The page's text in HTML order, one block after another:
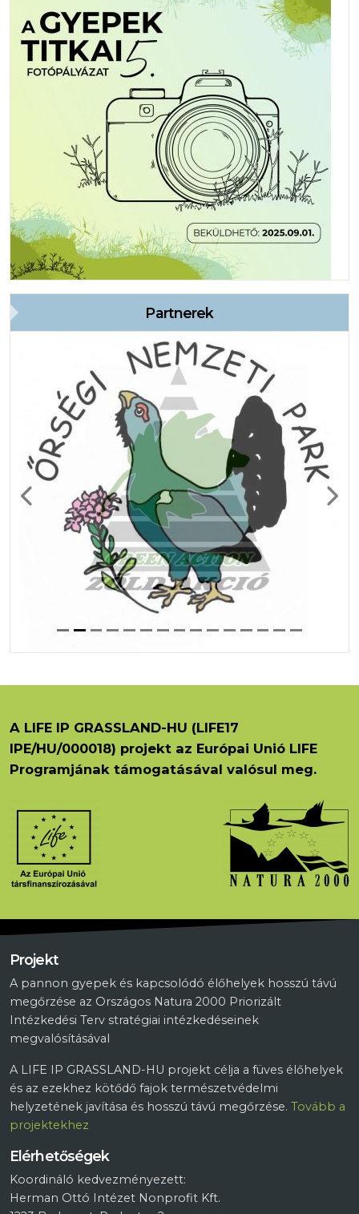
Partnerek
Previous Next
A LIFE IP GRASSLAND-HU (LIFE17
IPE/HU/000018) projekt az Európai Unió LIFE
Programjának támogatásával valósul meg.
Projekt
A pannon gyepek és kapcsolódó élőhelyek hosszú távú
megőrzése az Országos Natura 2000 Priorizált
Intézkedési Terv stratégiai intézkedéseinek
megvalósításával
A LIFE IP GRASSLAND-HU projekt célja a füves élőhelyek
és az ezekhez kötődő fajok természetvédelmi
helyzetének javítása és hosszú távú megőrzése. Tovább a
projektekhez
Elérhetőségek
Koordináló kedvezményezett:
Herman Ottó Intézet Nonprofit Kft.